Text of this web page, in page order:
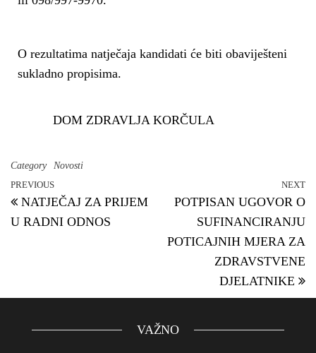
O rezultatima natječaja kandidati će biti obaviješteni
sukladno propisima.
DOM ZDRAVLJA KORČULA
Category
Novosti
PREVIOUS
NATJEČAJ ZA PRIJEM
U RADNI ODNOS
NEXT
POTPISAN UGOVOR O
SUFINANCIRANJU
POTICAJNIH MJERA ZA
ZDRAVSTVENE
DJELATNIKE
VAŽNO